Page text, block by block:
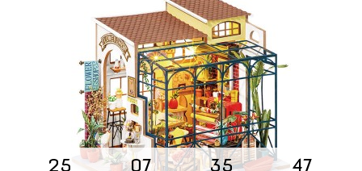
25 07 35 46